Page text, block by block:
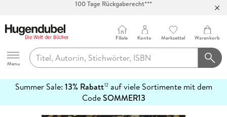
Abholung in über 100 Filialen
Hugendubel
Menu
Filiale Konto Merkzettel Warenkorb
Summer Sale: 13% Rabatt12auf viele Sortimente mit dem
CodeSOMMER13
erfahren